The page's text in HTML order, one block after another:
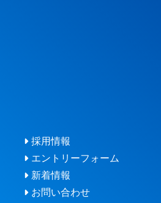
採用情報
エントリーフォーム
新着情報
お問い合わせ